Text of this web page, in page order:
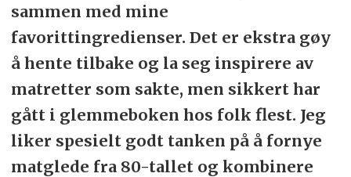
sammen med mine
favorittingredienser. Det er ekstra gøy
å hente tilbake og la seg inspirere av
matretter som sakte, men sikkert har
gått i glemmeboken hos folk flest. Jeg
liker spesielt godt tanken på å fornye
matglede fra 80-tallet og kombinere